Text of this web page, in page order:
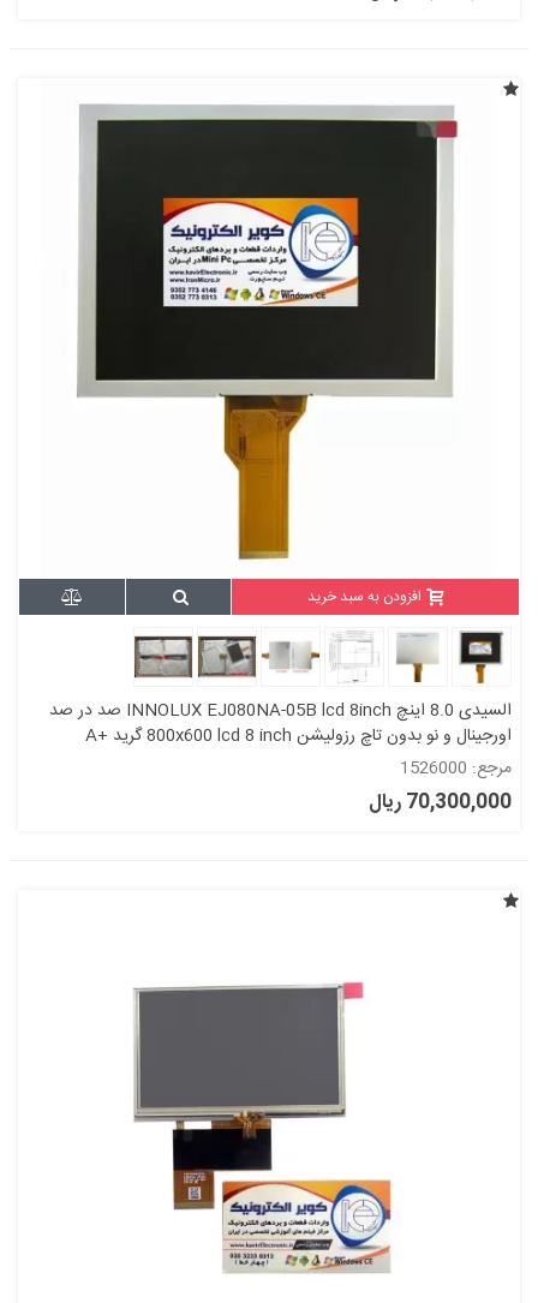
افزودن به سبد خرید
السیدی 8.0 اینچ INNOLUX EJ080NA-05B lcd 8inch صد در صد
اورجینال و نو بدون تاچ رزولیشن 800x600 lcd 8 inch گرید +A
مرجع: 1526000
70,300,000 ریال